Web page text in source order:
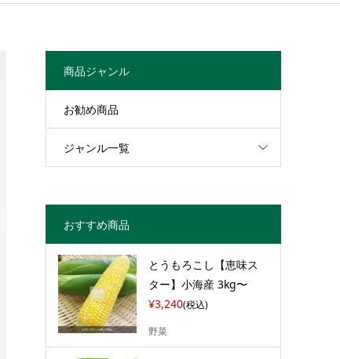
商品ジャンル
お勧め商品
ジャンル一覧
おすすめ商品
とうもろこし【恵味ス
ター】小海産 3kg〜
¥3,240(税込)
野菜